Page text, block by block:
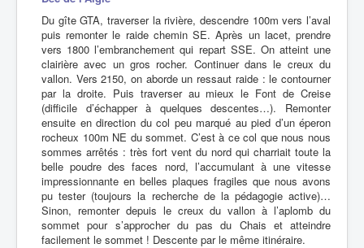
Du gîte GTA, traverser la rivière, descendre 100m vers l’aval
puis remonter le raide chemin SE. Après un lacet, prendre
vers 1800 l’embranchement qui repart SSE. On atteint une
clairière avec un gros rocher. Continuer dans le creux du
vallon. Vers 2150, on aborde un ressaut raide : le contourner
par la droite. Puis traverser au mieux le Font de Creise
(difficile d’échapper à quelques descentes…). Remonter
ensuite en direction du col peu marqué au pied d’un éperon
rocheux 100m NE du sommet. C’est à ce col que nous nous
sommes arrêtés : très fort vent du nord qui charriait toute la
belle poudre des faces nord, l’accumulant à une vitesse
impressionnante en belles plaques fragiles que nous avons
pu tester (toujours la recherche de la pédagogie active)…
Sinon, remonter depuis le creux du vallon à l’aplomb du
sommet pour s’approcher du pas du Chais et atteindre
facilement le sommet ! Descente par le même itinéraire.